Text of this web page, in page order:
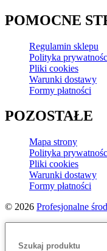
POMOCNE
Regulamin sklepu
Polityka
Pliki cookies
Warunki dostawy
Formy płatności
POZOSTAŁE
Mapa strony
Polityka
Pliki cookies
Warunki dostawy
Formy płatności
© 2026 Profesjonalne